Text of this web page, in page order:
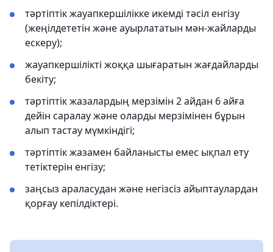
тәртіптік жауапкершілікке икемді тәсіл енгізу
(жеңілдететін және ауырлататын мән-жайларды
ескеру);
жауапкершілікті жоққа шығаратын жағдайларды
бекіту;
тәртіптік жазалардың мерзімін 2 айдан 6 айға
дейін саралау және оларды мерзімінен бұрын
алып тастау мүмкіндігі;
тәртіптік жазамен байланысты емес ықпал ету
тетіктерін енгізу;
заңсыз араласудан және негізсіз айыптаулардан
қорғау кепілдіктері.